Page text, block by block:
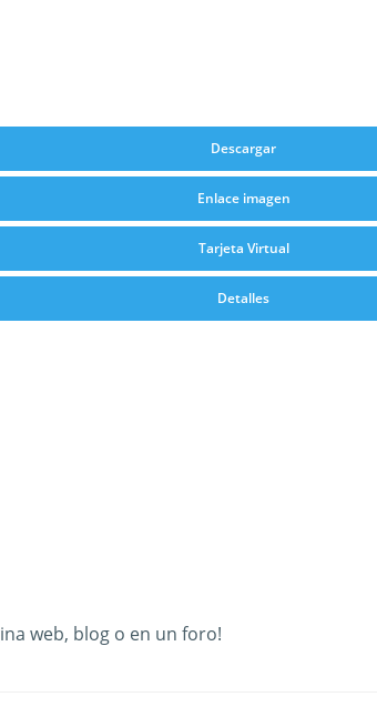
Descargar
Enlace imagen
Tarjeta Virtual
Detalles
web, blog o en un foro!